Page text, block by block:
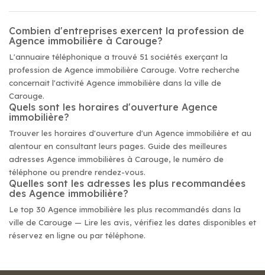
Combien d'entreprises exercent la profession de
Agence immobilière à Carouge?
L'annuaire téléphonique a trouvé 51 sociétés exerçant la
profession de Agence immobilière Carouge. Votre recherche
concernait l'activité Agence immobilière dans la ville de
Carouge.
Quels sont les horaires d'ouverture Agence
immobilière?
Trouver les horaires d'ouverture d'un Agence immobilière et au
alentour en consultant leurs pages. Guide des meilleures
adresses Agence immobilières à Carouge, le numéro de
téléphone ou prendre rendez-vous.
Quelles sont les adresses les plus recommandées
des Agence immobilière?
Le top 30 Agence immobilière les plus recommandés dans la
ville de Carouge — Lire les avis, vérifiez les dates disponibles et
réservez en ligne ou par téléphone.